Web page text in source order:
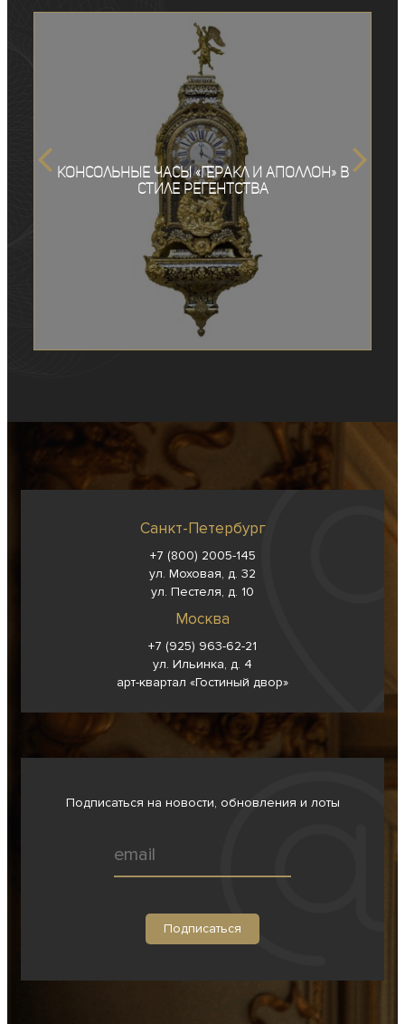
Консольные часы «Геракл и Аполлон» в
стиле Регентства
Санкт-Петербург
+7 (800) 2005-145
ул. Моховая, д. 32
ул. Пестеля, д. 10
Москва
+7 (925) 963-62-21
ул. Ильинка, д. 4
арт-квартал «Гостиный двор»
Подписаться на новости, обновления и лоты